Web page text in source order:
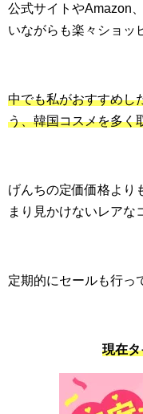
公式サイトやAmazon
いながらも楽々ショッ
中でも私がおすすめし
う、韓国コスメを多く
げんちの定価価格より
まり見かけないレアな
定期的にセールも行
現在